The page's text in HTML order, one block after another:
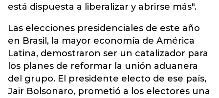
está dispuesta a liberalizar y abrirse más".
Las elecciones presidenciales de este año
en Brasil, la mayor economía de América
Latina, demostraron ser un catalizador para
los planes de reformar la unión aduanera
del grupo. El presidente electo de ese país,
Jair Bolsonaro, prometió a los electores una